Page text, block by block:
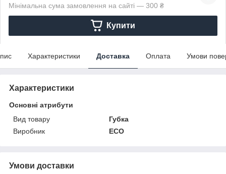
Мінімальна сума замовлення на сайті — 300 ₴
Купити
Характеристики Доставка Оплата Умови
Характеристики
Основні атрибути
Вид товару
Губка
Виробник
ECO
Умови доставки